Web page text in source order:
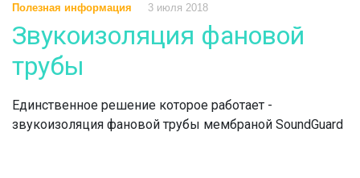
Полезная информация 3 июля 2018
Звукоизоляция фановой
трубы
Единственное решение которое работает -
звукоизоляция фановой трубы мембраной SoundGuard